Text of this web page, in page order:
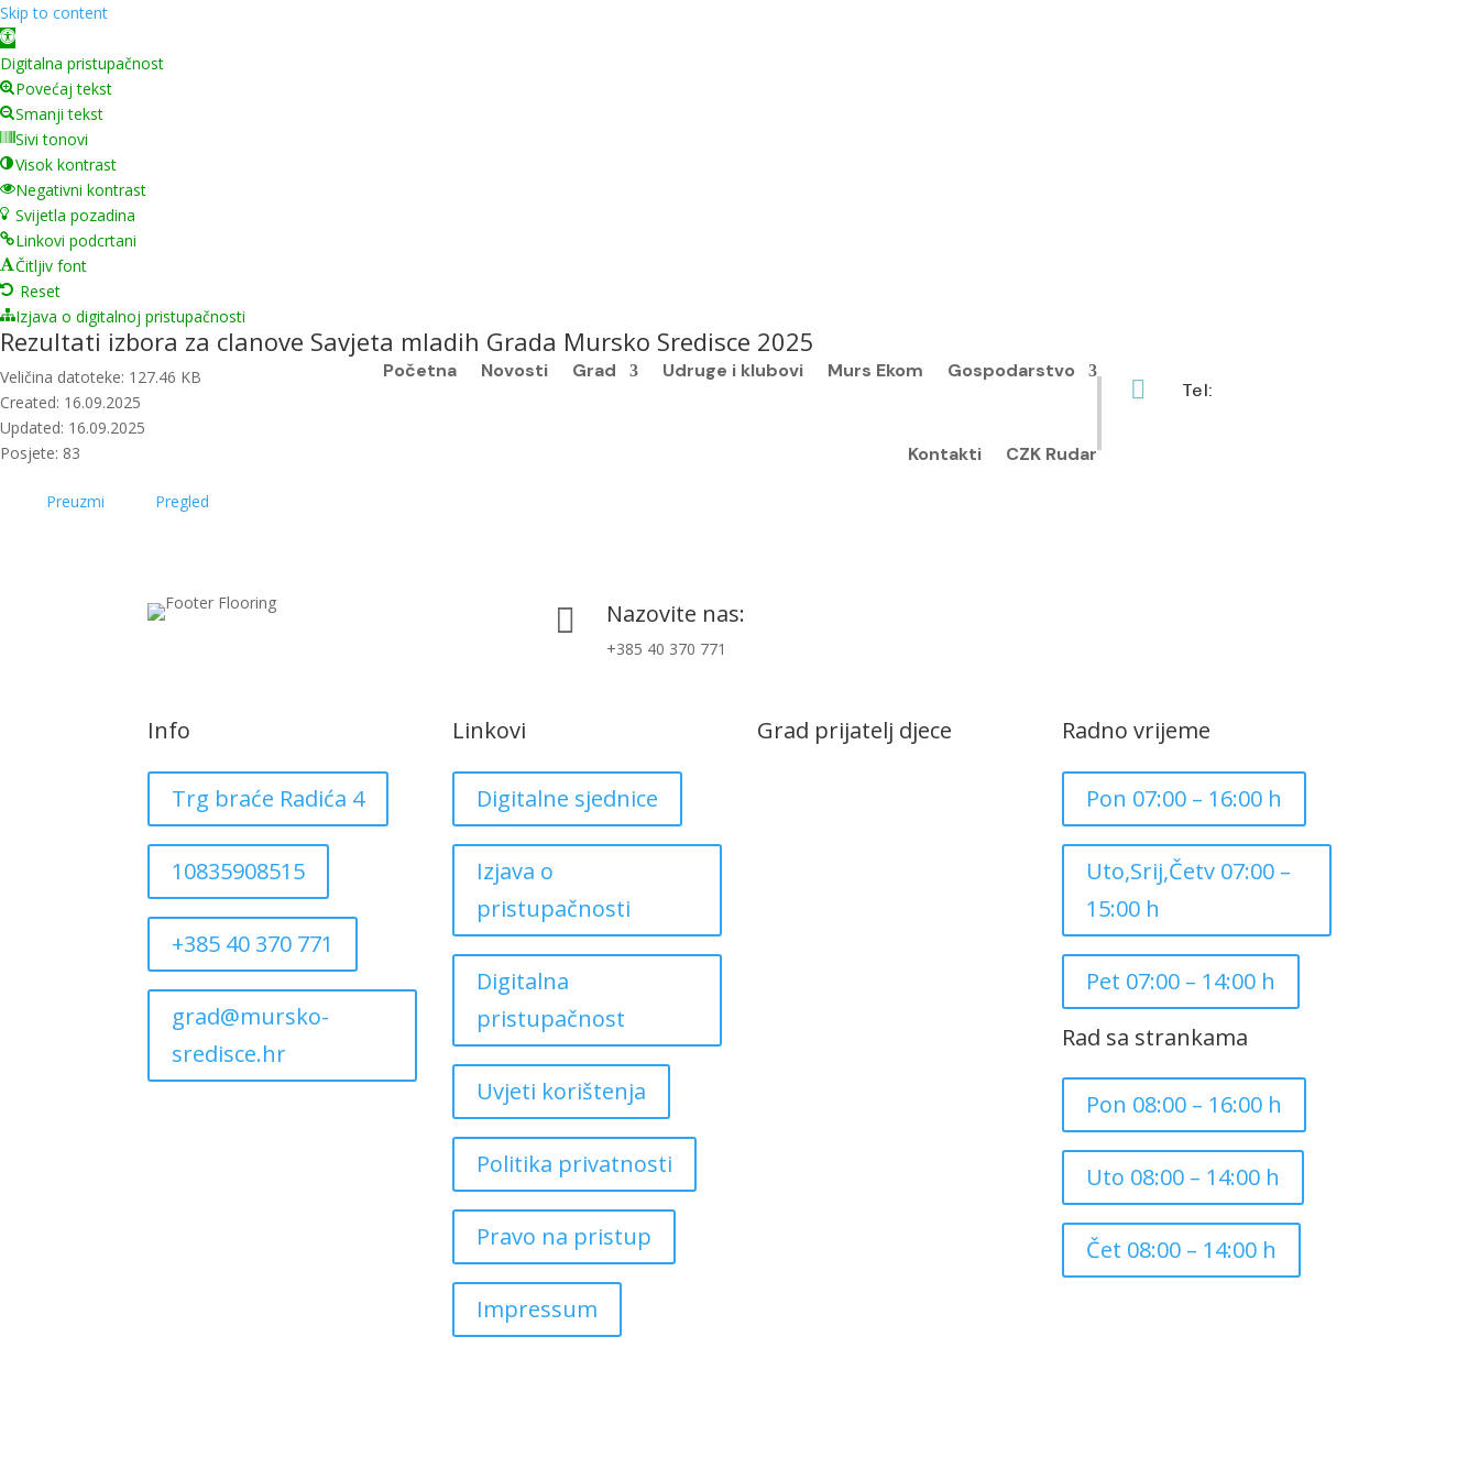
Skip to content
Open toolbar
Digitalna pristupačnost
Povećaj tekst
Smanji tekst
Sivi tonovi
Visok kontrast
Negativni kontrast
Svijetla pozadina
Linkovi podcrtani
Čitljiv font
Reset
Izjava o digitalnoj pristupačnosti
Početna Novosti Grad Udruge i klubovi Murs Ekom Gospodarstvo
Kontakti CZK Rudar
 Tel:
Rezultati izbora za clanove Savjeta mladih Grada Mursko Sredisce 2025
Veličina datoteke: 127.46 KB
Created: 16.09.2025
Updated: 16.09.2025
Posjete: 83
Preuzmi Pregled
 Nazovite nas:
+385 40 370 771
Info
Trg braće Radića 4
10835908515
+385 40 370 771
grad@mursko-
sredisce.hr
Linkovi
Digitalne sjednice
Izjava o
pristupačnosti
Digitalna
pristupačnost
Uvjeti korištenja
Politika privatnosti
Pravo na pristup
Impressum
Grad prijatelj djece Radno vrijeme
Pon 07:00 – 16:00 h
Uto,Srij,Četv 07:00 –
15:00 h
Pet 07:00 – 14:00 h
Rad sa strankama
Pon 08:00 – 16:00 h
Uto 08:00 – 14:00 h
Čet 08:00 – 14:00 h